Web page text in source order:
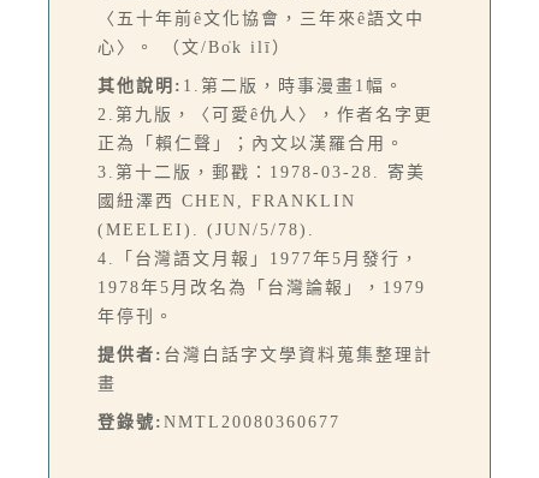
〈五十年前ê文化協會，三年來ê語文中
心〉。 （文/Bo̍k ilī）
其他說明: 1.第二版，時事漫畫1幅。
2.第九版，〈可愛ê仇人〉，作者名字更
正為「賴仁聲」；內文以漢羅合用。
3.第十二版，郵戳：1978-03-28. 寄美
國紐澤西 CHEN, FRANKLIN
(MEELEI). (JUN/5/78).
4.「台灣語文月報」1977年5月發行，
1978年5月改名為「台灣論報」，1979
年停刊。
提供者: 台灣白話字文學資料蒐集整理計
畫
登錄號: NMTL20080360677